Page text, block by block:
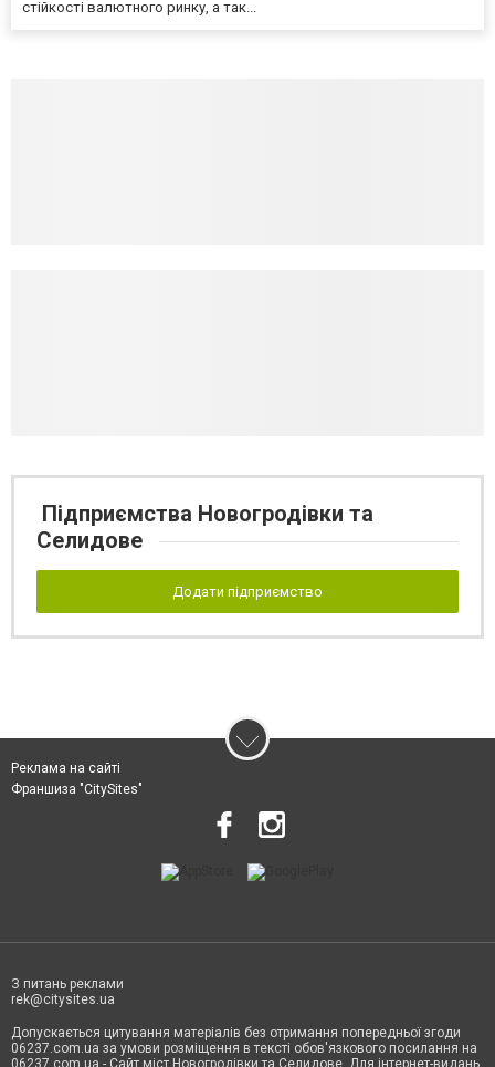
стійкості валютного ринку, а так...
Підприємства Новогродівки та
Селидове
Додати підприємство
Реклама на сайті
Франшиза "CitySites"
З питань реклами
rek@citysites.ua
Допускається цитування матеріалів без отримання попередньої згоди
06237.com.ua за умови розміщення в тексті обов'язкового посилання на
06237.com.ua - Сайт міст Новогродівки та Селидове. Для інтернет-видань